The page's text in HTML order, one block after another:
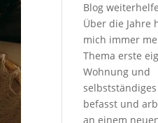
Blog
Über die Jahre
mich immer
Thema erste
Wohnung und
befasst und
an einem